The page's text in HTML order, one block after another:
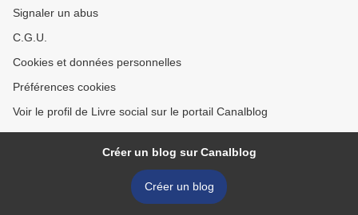
Signaler un abus
C.G.U.
Cookies et données personnelles
Préférences cookies
Voir le profil de Livre social sur le portail Canalblog
Créer un blog sur Canalblog
Créer un blog